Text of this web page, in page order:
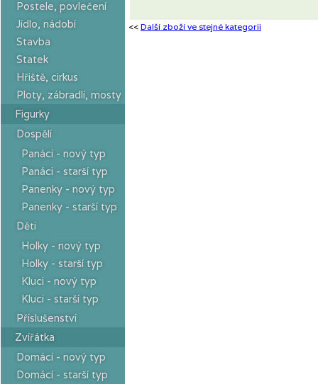
Postele, povlečení
Jídlo, nádobí
Stavba
Statek
Hřiště, cirkus
Ploty, zábradlí, mosty
Figurky
Dospělí
Panáci - nový typ
Panáci - starší typ
Panenky - nový typ
Panenky - starší typ
Děti
Holky - nový typ
Holky - starší typ
Kluci - nový typ
Kluci - starší typ
Příslušenství
Zvířátka
Domácí - nový typ
Domácí - starší typ
<< Další zboží ve stejné kategorii